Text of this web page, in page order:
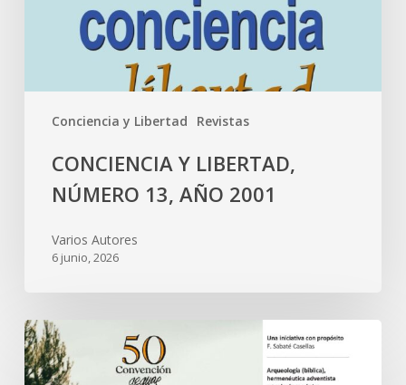
Conciencia y Libertad Revistas
CONCIENCIA Y LIBERTAD,
NÚMERO 13, AÑO 2001
Varios Autores
6 junio, 2026